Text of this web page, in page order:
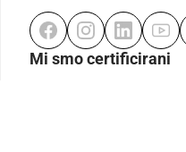
Mi smo certificirani